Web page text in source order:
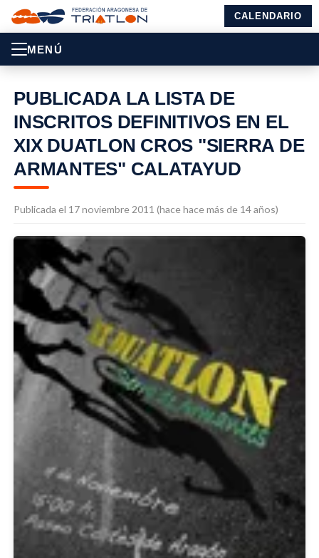
CALENDARIO
MENÚ
PUBLICADA LA LISTA DE
INSCRITOS DEFINITIVOS EN EL
XIX DUATLON CROS "SIERRA DE
ARMANTES" CALATAYUD
Publicada el 17 noviembre 2011 (hace hace más de 14 años)